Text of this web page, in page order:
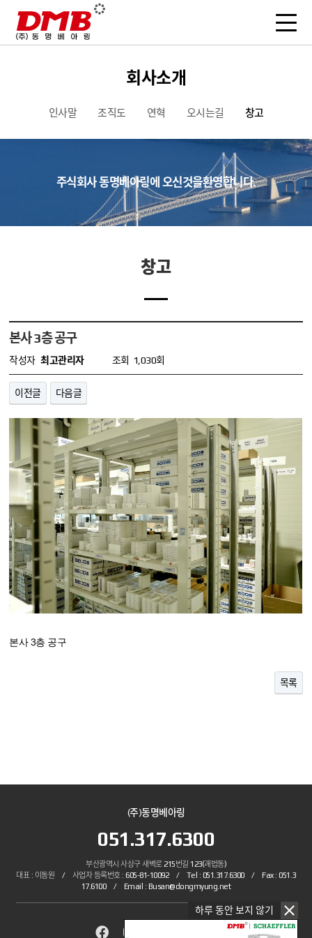
하루 동안 보지 않기
회사소개
인사말 조직도 연혁 오시는길 창고
주식회사 동명베아링에 오신것을환영합니다.
창고
본사 3층 공구
작성자 최고관리자 조회 1,030회
이전글 다음글
본사 3층 공구
목록
(주)동명베아링
051.317.6300
부산광역시 사상구 새벽로 215번길 123(괘법동)
대표 : 이동원 / 사업자 등록번호 : 605-81-10092 / Tel : 051.317.6300 / Fax : 051.3
17.6100 / Email : Busan@dongmyung.net